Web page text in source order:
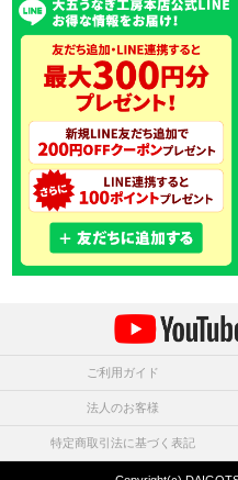
ご利用ガイド
法人のお客様
特定商取引法に基づく表記